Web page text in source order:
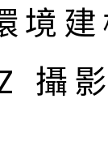
境
攝